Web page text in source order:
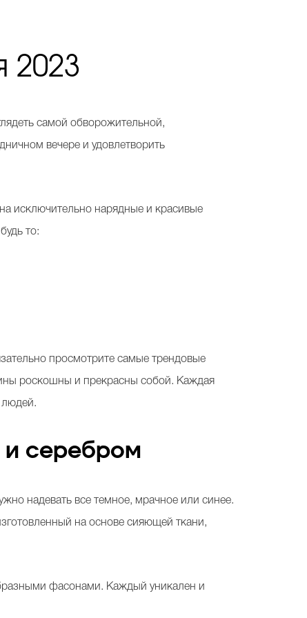
2023
самой обворожительной,
вечере и удовлетворить
исключительно нарядные и красивые
то:
просмотрите самые трендовые
роскошны и прекрасны собой. Каждая
людей.
и серебром
надевать все темное, мрачное или синее.
на основе сияющей ткани,
фасонами. Каждый уникален и